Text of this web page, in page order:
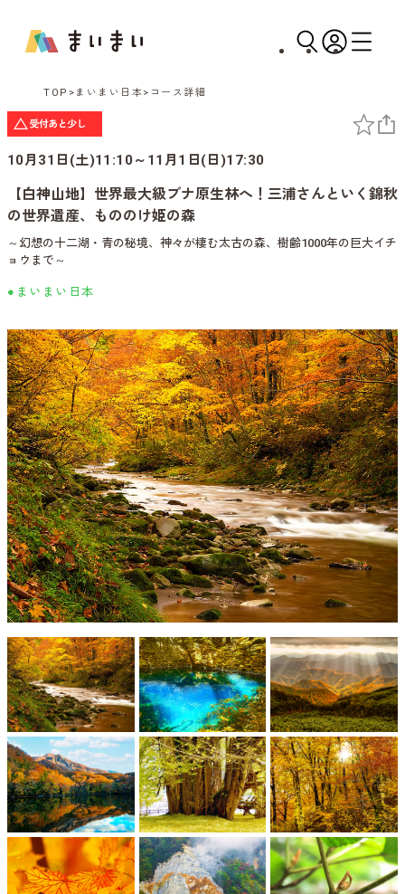
TOP まいまい日本 コース詳細
10月31日(土)11:10～11月1日(日)17:30
【白神山地】世界最大級ブナ原生林へ！三浦さんといく錦秋
の世界遺産、もののけ姫の森
～幻想の十二湖・青の秘境、神々が棲む太古の森、樹齢1000年の巨大イチ
ョウまで～
●まいまい日本